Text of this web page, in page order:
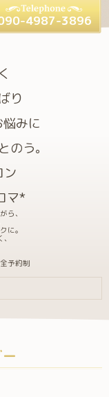
り
みに
のう。
ン
マ*
ら、
に。
予約制
4987-3896